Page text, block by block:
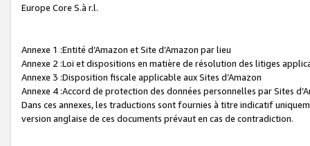
Europe Core S.à r.l.
Annexe 1 :Entité d’Amazon et Site d’Amazon par lieu
Annexe 2 :Loi et dispositions en matière de résolution des litiges
Annexe 3 :Disposition fiscale applicable aux Sites d’Amazon
Annexe 4 :Accord de protection des données personnelles par Sites
Dans ces annexes, les traductions sont fournies à titre indicatif
version anglaise de ces documents prévaut en cas de contradiction.